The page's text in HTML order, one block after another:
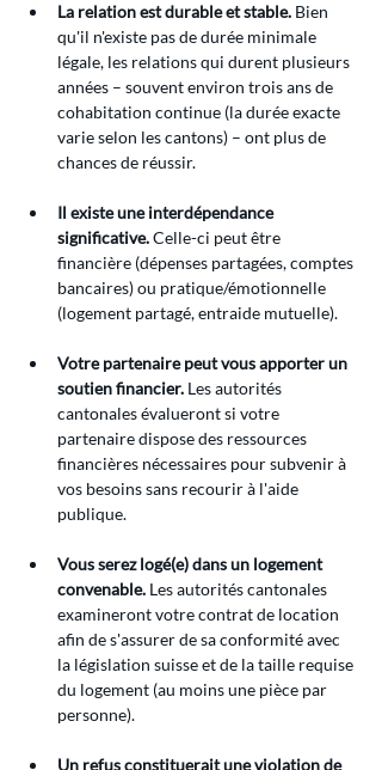
La relation est durable et stable. Bien
qu'il n'existe pas de durée minimale
légale, les relations qui durent plusieurs
années – souvent environ trois ans de
cohabitation continue (la durée exacte
varie selon les cantons) – ont plus de
chances de réussir.
Il existe une interdépendance
significative. Celle-ci peut être
financière (dépenses partagées, comptes
bancaires) ou pratique/émotionnelle
(logement partagé, entraide mutuelle).
Votre partenaire peut vous apporter un
soutien financier. Les autorités
cantonales évalueront si votre
partenaire dispose des ressources
financières nécessaires pour subvenir à
vos besoins sans recourir à l'aide
publique.
Vous serez logé(e) dans un logement
convenable. Les autorités cantonales
examineront votre contrat de location
afin de s'assurer de sa conformité avec
la législation suisse et de la taille requise
du logement (au moins une pièce par
personne).
Un refus constituerait une violation de